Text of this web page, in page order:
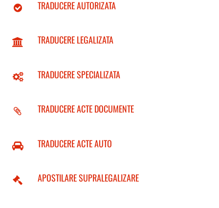
TRADUCERE AUTORIZATA
TRADUCERE LEGALIZATA
TRADUCERE SPECIALIZATA
TRADUCERE ACTE DOCUMENTE
TRADUCERE ACTE AUTO
APOSTILARE SUPRALEGALIZARE